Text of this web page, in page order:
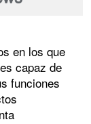
en los que
capaz de
funciones